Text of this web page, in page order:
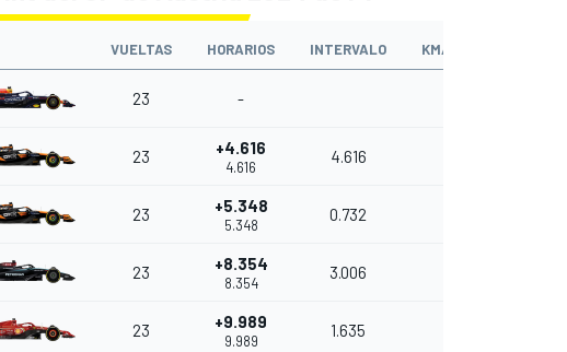
VUELTAS HORARIOS INTERVALO KM/H
23 -
23 +4.616
4.616
4.616
23 +5.348
5.348
0.732
23 +8.354
8.354
3.006
23 +9.989
9.989
1.635